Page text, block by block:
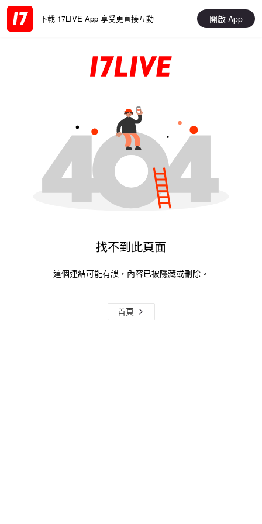
下載 17LIVE App 享受更直接互動 開啟 App
找不到此頁面
這個連結可能有誤，內容已被隱藏或刪除。
首頁